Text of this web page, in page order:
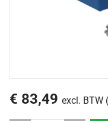
€ 83,49 excl. BTW